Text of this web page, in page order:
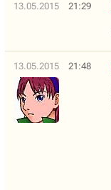
13.05.2015 21:29
13.05.2015 21:48